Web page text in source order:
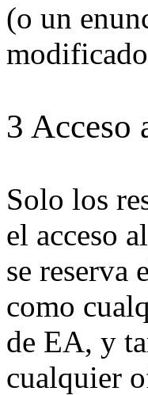
(o un
3 Acceso
Solo los
el acceso
se reserva
como
de EA, y
cualquier